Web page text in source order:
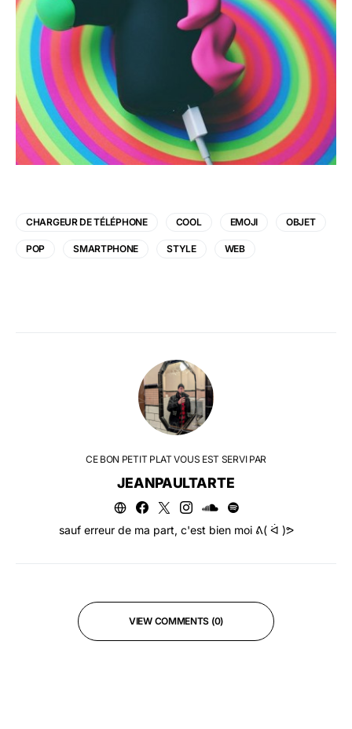
CHARGEUR DE TÉLÉPHONE COOL EMOJI OBJET
POP SMARTPHONE STYLE WEB
CE BON PETIT PLAT VOUS EST SERVI PAR
JEANPAULTARTE
sauf erreur de ma part, c'est bien moi ᕕ( ᐛ )ᕗ
VIEW COMMENTS (0)